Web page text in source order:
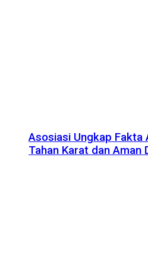
Asosiasi Ungkap Fakta
Tahan Karat dan Aman